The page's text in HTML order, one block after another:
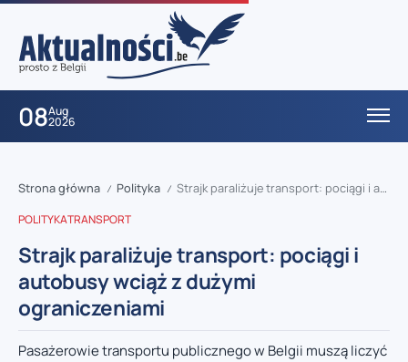
08Aug
2026
Strona główna / Polityka / Strajk paraliżuje transport: pociągi i autobusy wciąż z dużymi ograniczeniami
POLITYKATRANSPORT
Strajk paraliżuje transport: pociągi i
autobusy wciąż z dużymi
ograniczeniami
Pasażerowie transportu publicznego w Belgii muszą liczyć